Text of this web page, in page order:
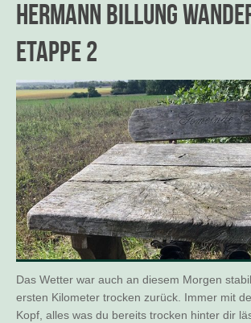
Hermann Billung
Etappe 2
Das Wetter war auch an diesem Morgen
ersten Kilometer trocken zurück. Immer mit
Kopf, alles was du bereits trocken hinter dir